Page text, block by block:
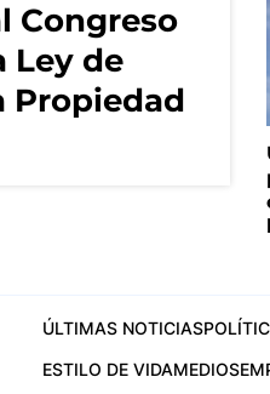
Congreso
Ley de
Propiedad
ÚLTIMAS NOTICIAS
ESTILO DE VIDAMEDIOS